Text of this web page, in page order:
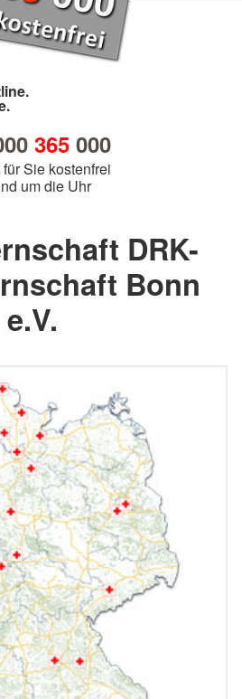
365000
für Sie kostenfrei
um die Uhr
DRK-
Bonn
e.V.